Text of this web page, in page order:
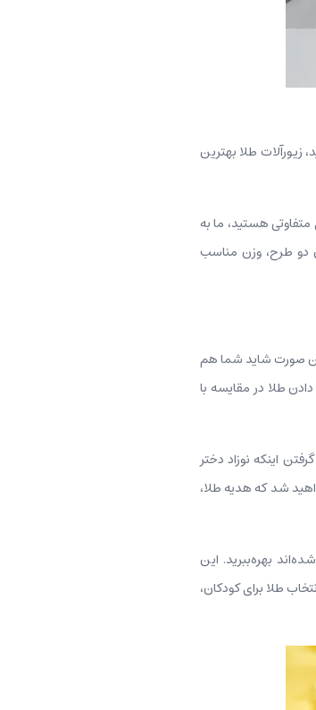
زیورآلات طلا بهترین
هستید، ما به
دو طرح، وزن مناسب
این صورت شاید شما هم
طلا در مقایسه با
اینکه نوزاد دختر
شد که هدیه طلا،
بهره‌ببرید. این
طلا برای کودکان،